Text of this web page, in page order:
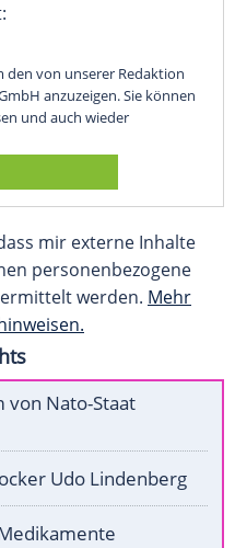
von unserer Redaktion
anzuzeigen. Sie können
und auch wieder
mir externe Inhalte
personenbezogene
werden. Mehr
Nato-Staat
Udo Lindenberg